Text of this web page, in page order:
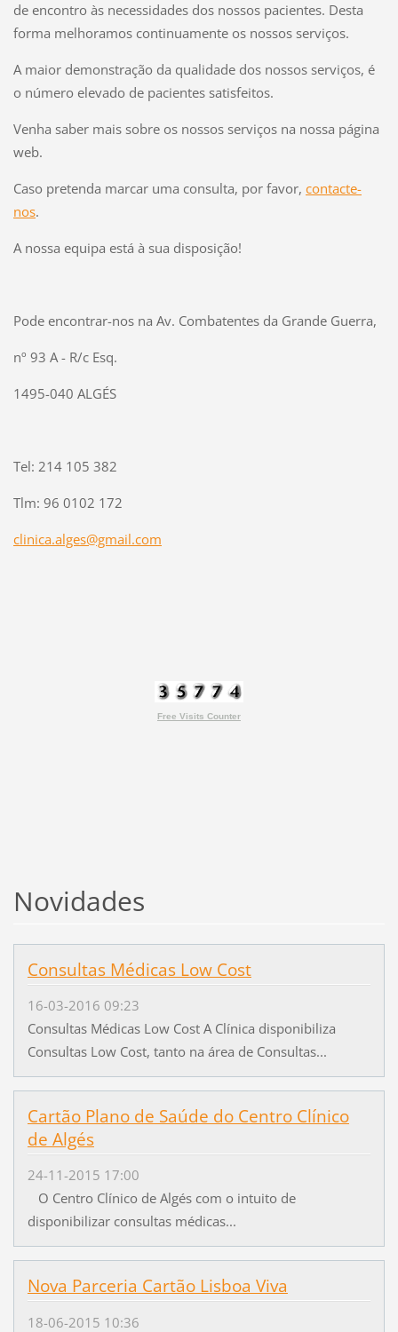
de encontro às necessidades dos nossos pacientes. Desta
forma melhoramos continuamente os nossos serviços.
A maior demonstração da qualidade dos nossos serviços, é
o número elevado de pacientes satisfeitos.
Venha saber mais sobre os nossos serviços na nossa página
web.
Caso pretenda marcar uma consulta, por favor, contacte-
nos.
A nossa equipa está à sua disposição!
Pode encontrar-nos na Av. Combatentes da Grande Guerra,
nº 93 A - R/c Esq.
1495-040 ALGÉS
Tel: 214 105 382
Tlm: 96 0102 172
clinica.alges@gmail.com
Free Visits Counter
Novidades
Consultas Médicas Low Cost
16-03-2016 09:23
Consultas Médicas Low Cost A Clínica disponibiliza
Consultas Low Cost, tanto na área de Consultas...
Cartão Plano de Saúde do Centro Clínico
de Algés
24-11-2015 17:00
O Centro Clínico de Algés com o intuito de
disponibilizar consultas médicas...
Nova Parceria Cartão Lisboa Viva
18-06-2015 10:36